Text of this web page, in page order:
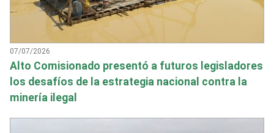
07/07/2026
Alto Comisionado presentó a futuros legisladores
los desafíos de la estrategia nacional contra la
minería ilegal